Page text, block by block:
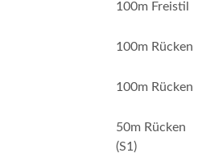
100m Freistil
100m Rücken
100m Rücken
50m Rücken
(S1)